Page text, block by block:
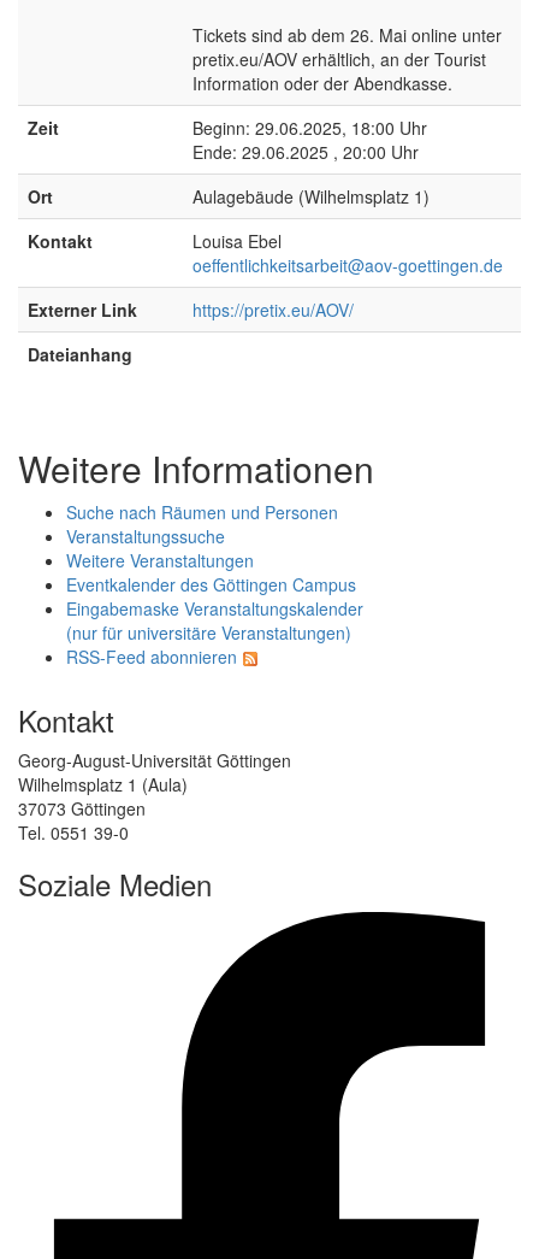
Tickets sind ab dem 26. Mai online unter
pretix.eu/AOV erhältlich, an der Tourist
Information oder der Abendkasse.
Zeit
Beginn: 29.06.2025, 18:00 Uhr
Ende: 29.06.2025 , 20:00 Uhr
Ort
Aulagebäude (Wilhelmsplatz 1)
Kontakt
Louisa Ebel
oeffentlichkeitsarbeit@aov-goettingen.de
Externer Link
https://pretix.eu/AOV/
Dateianhang
Weitere Informationen
Suche nach Räumen und Personen
Veranstaltungssuche
Weitere Veranstaltungen
Eventkalender des Göttingen Campus
Eingabemaske Veranstaltungskalender
(nur für universitäre Veranstaltungen)
RSS-Feed abonnieren
Kontakt
Georg-August-Universität Göttingen
Wilhelmsplatz 1 (Aula)
37073 Göttingen
Tel. 0551 39-0
Soziale Medien